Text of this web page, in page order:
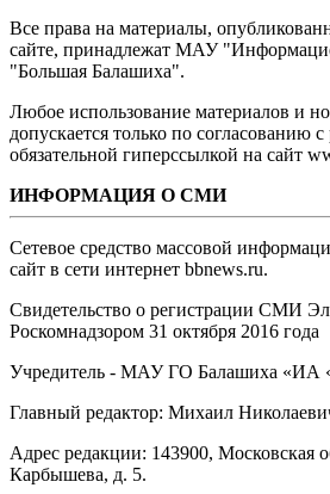
Все права на материалы,
сайте, принадлежат МАУ
"Большая Балашиха".
Любое использование материалов и
допускается только по согласованию
обязательной гиперссылкой на сайт
ИНФОРМАЦИЯ О СМИ
Сетевое средство массовой
сайт в сети интернет bbnews.ru.
Свидетельство о регистрации СМИ
Роскомнадзором 31 октября 2016 года
Учредитель - МАУ ГО Балашиха «ИА
Главный редактор: Михаил
Адрес редакции: 143900, Московская
Карбышева, д. 5.